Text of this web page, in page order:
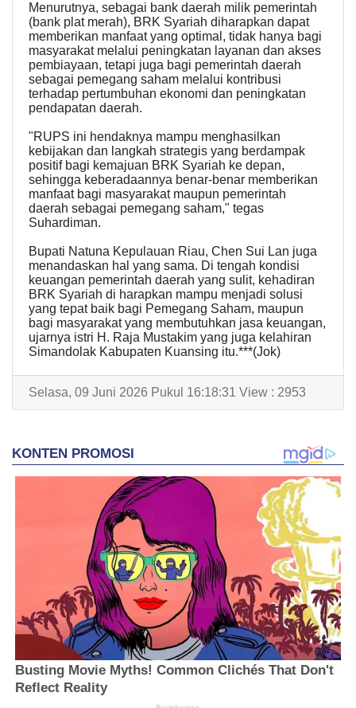
Menurutnya, sebagai bank daerah milik pemerintah
(bank plat merah), BRK Syariah diharapkan dapat
memberikan manfaat yang optimal, tidak hanya bagi
masyarakat melalui peningkatan layanan dan akses
pembiayaan, tetapi juga bagi pemerintah daerah
sebagai pemegang saham melalui kontribusi
terhadap pertumbuhan ekonomi dan peningkatan
pendapatan daerah.
"RUPS ini hendaknya mampu menghasilkan
kebijakan dan langkah strategis yang berdampak
positif bagi kemajuan BRK Syariah ke depan,
sehingga keberadaannya benar-benar memberikan
manfaat bagi masyarakat maupun pemerintah
daerah sebagai pemegang saham," tegas
Suhardiman.
Bupati Natuna Kepulauan Riau, Chen Sui Lan juga
menandaskan hal yang sama. Di tengah kondisi
keuangan pemerintah daerah yang sulit, kehadiran
BRK Syariah di harapkan mampu menjadi solusi
yang tepat baik bagi Pemegang Saham, maupun
bagi masyarakat yang membutuhkan jasa keuangan,
ujarnya istri H. Raja Mustakim yang juga kelahiran
Simandolak Kabupaten Kuansing itu.***(Jok)
Selasa, 09 Juni 2026 Pukul 16:18:31 View : 2953